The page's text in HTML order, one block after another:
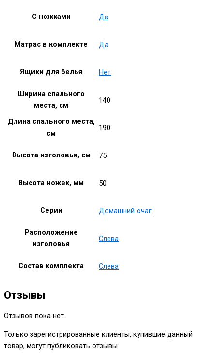
С ножками Да
Матрас в комплекте Да
Ящики для белья Нет
Ширина спального
места, см
140
Длина спального места,
см
190
Высота изголовья, см 75
Высота ножек, мм 50
Серии Домашний очаг
Расположение
изголовья
Слева
Состав комплекта Слева
Отзывы
Отзывов пока нет.
Только зарегистрированные клиенты, купившие данный
товар, могут публиковать отзывы.